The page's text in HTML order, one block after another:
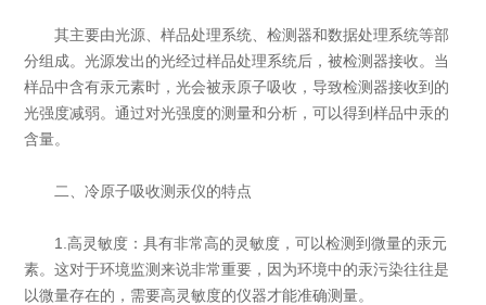
其主要由光源、样品处理系统、检测器和数据处理系统等部
分组成。光源发出的光经过样品处理系统后，被检测器接收。当
样品中含有汞元素时，光会被汞原子吸收，导致检测器接收到的
光强度减弱。通过对光强度的测量和分析，可以得到样品中汞的
含量。
二、冷原子吸收测汞仪的特点
1.高灵敏度：具有非常高的灵敏度，可以检测到微量的汞元
素。这对于环境监测来说非常重要，因为环境中的汞污染往往是
以微量存在的，需要高灵敏度的仪器才能准确测量。